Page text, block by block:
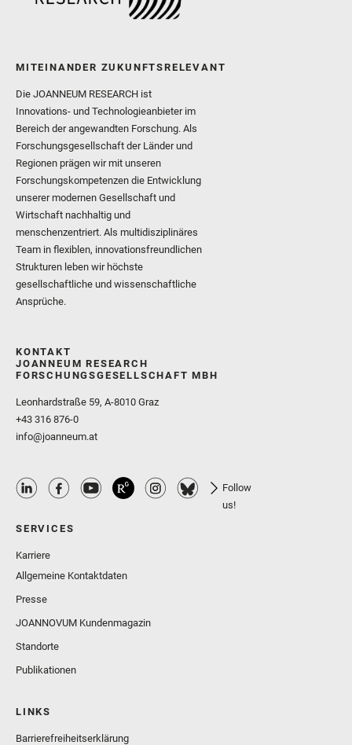
MITEINANDER ZUKUNFTSRELEVANT
Die JOANNEUM RESEARCH ist
Innovations- und Technologieanbieter im
Bereich der angewandten Forschung. Als
Forschungsgesellschaft der Länder und
Regionen prägen wir mit unseren
Forschungskompetenzen die Entwicklung
unserer modernen Gesellschaft und
Wirtschaft nachhaltig und
menschenzentriert. Als multidisziplinäres
Team in flexiblen, innovationsfreundlichen
Strukturen leben wir höchste
gesellschaftliche und wissenschaftliche
Ansprüche.
KONTAKT
JOANNEUM RESEARCH
FORSCHUNGSGESELLSCHAFT MBH
Leonhardstraße 59, A-8010 Graz
+43 316 876-0
info@joanneum.at
Follow
us!
SERVICES
Karriere
Allgemeine Kontaktdaten
Presse
JOANNOVUM Kundenmagazin
Standorte
Publikationen
LINKS
Barrierefreiheitserklärung